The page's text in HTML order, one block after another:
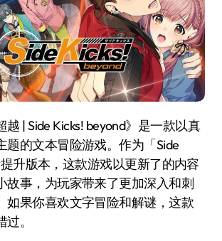
题的文本冒险游戏。作为「Side
升版本，这款游戏以更新了的内容
故事，为玩家带来了更加深入和刺
如果你喜欢文字冒险和解谜，这款
。